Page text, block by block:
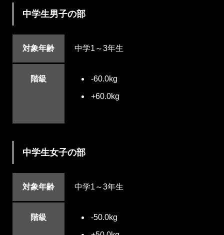
中学生男子の部
対象年齢 中学1～3年生
階級 -60.0kg
+60.0kg
中学生女子の部
対象年齢 中学1～3年生
階級 -50.0kg